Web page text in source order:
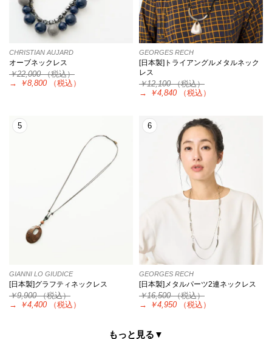
CHRISTIAN AUJARD
オーブネックレス
￥22,000（税込）
→
￥8,800 （税込）
GEORGES RECH
[日本製]トライアングルメタルネック
レス
￥12,100（税込）
→
￥4,840 （税込）
5
GIANNI LO GIUDICE
[日本製]グラフティネックレス
￥9,900（税込）
→
￥4,400 （税込）
6
GEORGES RECH
[日本製]メタルパーツ2連ネックレス
￥16,500（税込）
→
￥4,950 （税込）
もっと見る▼